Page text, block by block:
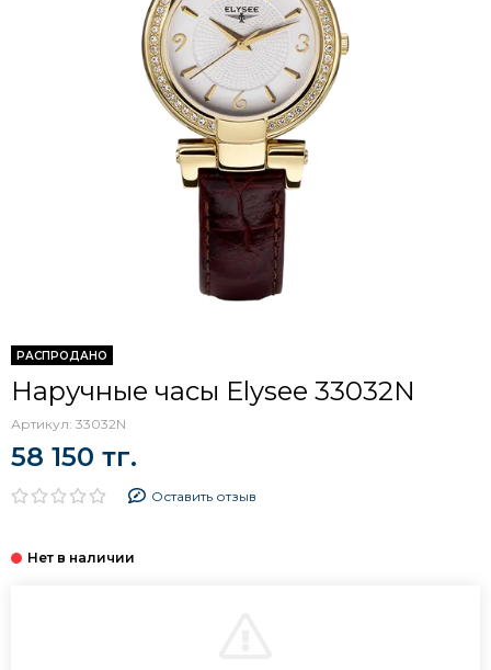
РАСПРОДАНО
Наручные часы Elysee 33032N
Артикул: 33032N
58 150 тг.
Оставить отзыв